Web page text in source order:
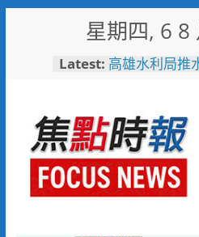
星期四, 6 8
Latest:
「不好意思麻
疼！鳳雄暖警
高雄水利局
子健走學防災
洗腎總是皮膚
恐是副甲狀腺
聚眾鬥毆造成
局火速連逮六嫌
陳姓補教老師